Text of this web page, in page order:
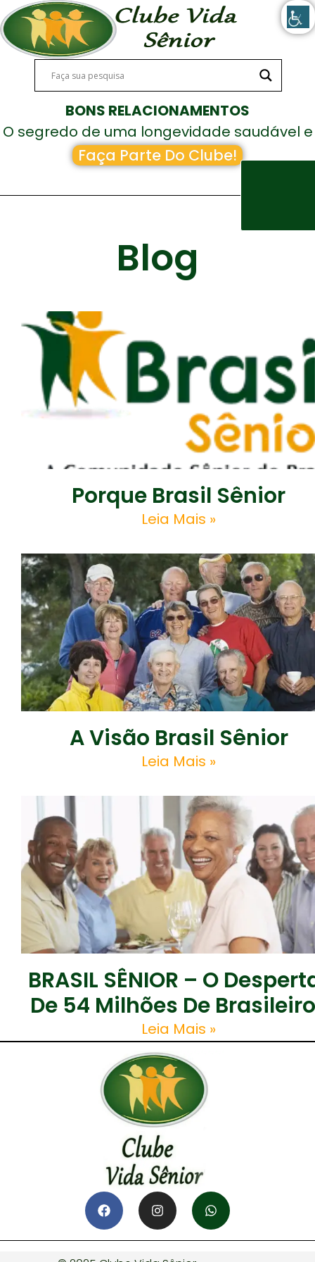
BONS RELACIONAMENTOS
O segredo de uma longevidade saudável e
feliz!
Faça Parte Do Clube!
Blog
Porque Brasil Sênior
Leia Mais »
A Visão Brasil Sênior
Leia Mais »
BRASIL SÊNIOR – O
De 54 Milhões De
Leia Mais »